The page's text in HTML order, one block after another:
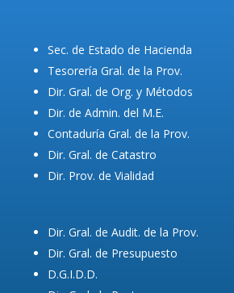
Sec. de Estado de Hacienda
Tesorería Gral. de la Prov.
Dir. Gral. de Org. y Métodos
Dir. de Admin. del M.E.
Contaduría Gral. de la Prov.
Dir. Gral. de Catastro
Dir. Prov. de Vialidad
Dir. Gral. de Audit. de la Prov.
Dir. Gral. de Presupuesto
D.G.I.D.D.